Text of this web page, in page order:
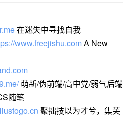
在迷失中寻找自我
www.freejishu.comA New
萌新/伪前端/高中党/弱气后端
随笔
聚拙技以为才兮，集芙